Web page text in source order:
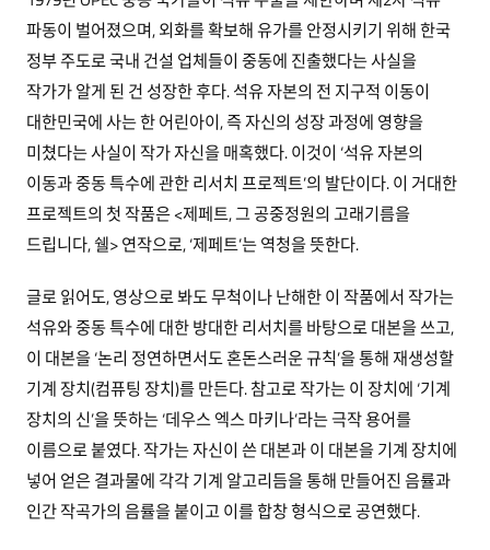
파동이 벌어졌으며, 외화를 확보해 유가를 안정시키기 위해 한국
정부 주도로 국내 건설 업체들이 중동에 진출했다는 사실을
작가가 알게 된 건 성장한 후다. 석유 자본의 전 지구적 이동이
대한민국에 사는 한 어린아이, 즉 자신의 성장 과정에 영향을
미쳤다는 사실이 작가 자신을 매혹했다. 이것이 ‘석유 자본의
이동과 중동 특수에 관한 리서치 프로젝트’의 발단이다. 이 거대한
프로젝트의 첫 작품은 <제페트, 그 공중정원의 고래기름을
드립니다, 쉘> 연작으로, ‘제페트’는 역청을 뜻한다.
글로 읽어도, 영상으로 봐도 무척이나 난해한 이 작품에서 작가는
석유와 중동 특수에 대한 방대한 리서치를 바탕으로 대본을 쓰고,
이 대본을 ‘논리 정연하면서도 혼돈스러운 규칙’을 통해 재생성할
기계 장치(컴퓨팅 장치)를 만든다. 참고로 작가는 이 장치에 ‘기계
장치의 신’을 뜻하는 ‘데우스 엑스 마키나’라는 극작 용어를
이름으로 붙였다. 작가는 자신이 쓴 대본과 이 대본을 기계 장치에
넣어 얻은 결과물에 각각 기계 알고리듬을 통해 만들어진 음률과
인간 작곡가의 음률을 붙이고 이를 합창 형식으로 공연했다.